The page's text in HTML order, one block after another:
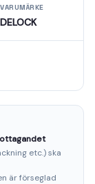
VARUMÄRKE
DELOCK
etc.) ska
är förseglad